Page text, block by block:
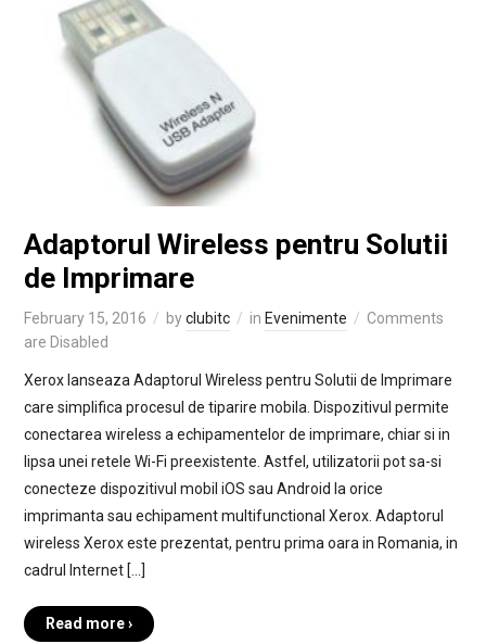
Adaptorul Wireless pentru Solutii
de Imprimare
February 15, 2016 byclubitc in Evenimente
Comments
are Disabled
Xerox lanseaza Adaptorul Wireless pentru Solutii de Imprimare
care simplifica procesul de tiparire mobila. Dispozitivul permite
conectarea wireless a echipamentelor de imprimare, chiar si in
lipsa unei retele Wi-Fi preexistente. Astfel, utilizatorii pot sa-si
conecteze dispozitivul mobil iOS sau Android la orice
imprimanta sau echipament multifunctional Xerox. Adaptorul
wireless Xerox este prezentat, pentru prima oara in Romania, in
cadrul Internet […]
Read more ›